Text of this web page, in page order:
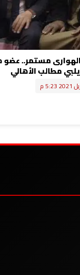
مستمر..
مطالب الأهالي